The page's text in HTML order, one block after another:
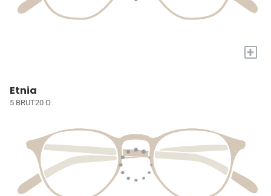
+
Etnia
5 BRUT20 O